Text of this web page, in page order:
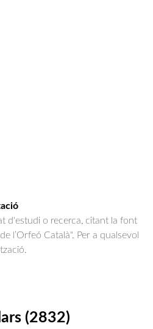
d'estudi o recerca, citant la font
l’Orfeó Català". Per a qualsevol
(2832)